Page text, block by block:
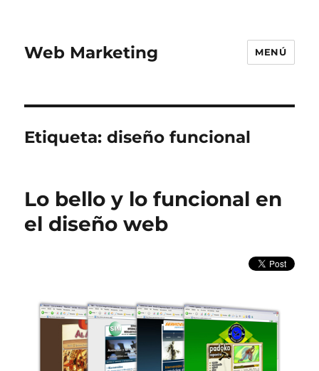
Web Marketing MENÚ
Etiqueta:diseño funcional
Lo bello y lo funcional en
el diseño web